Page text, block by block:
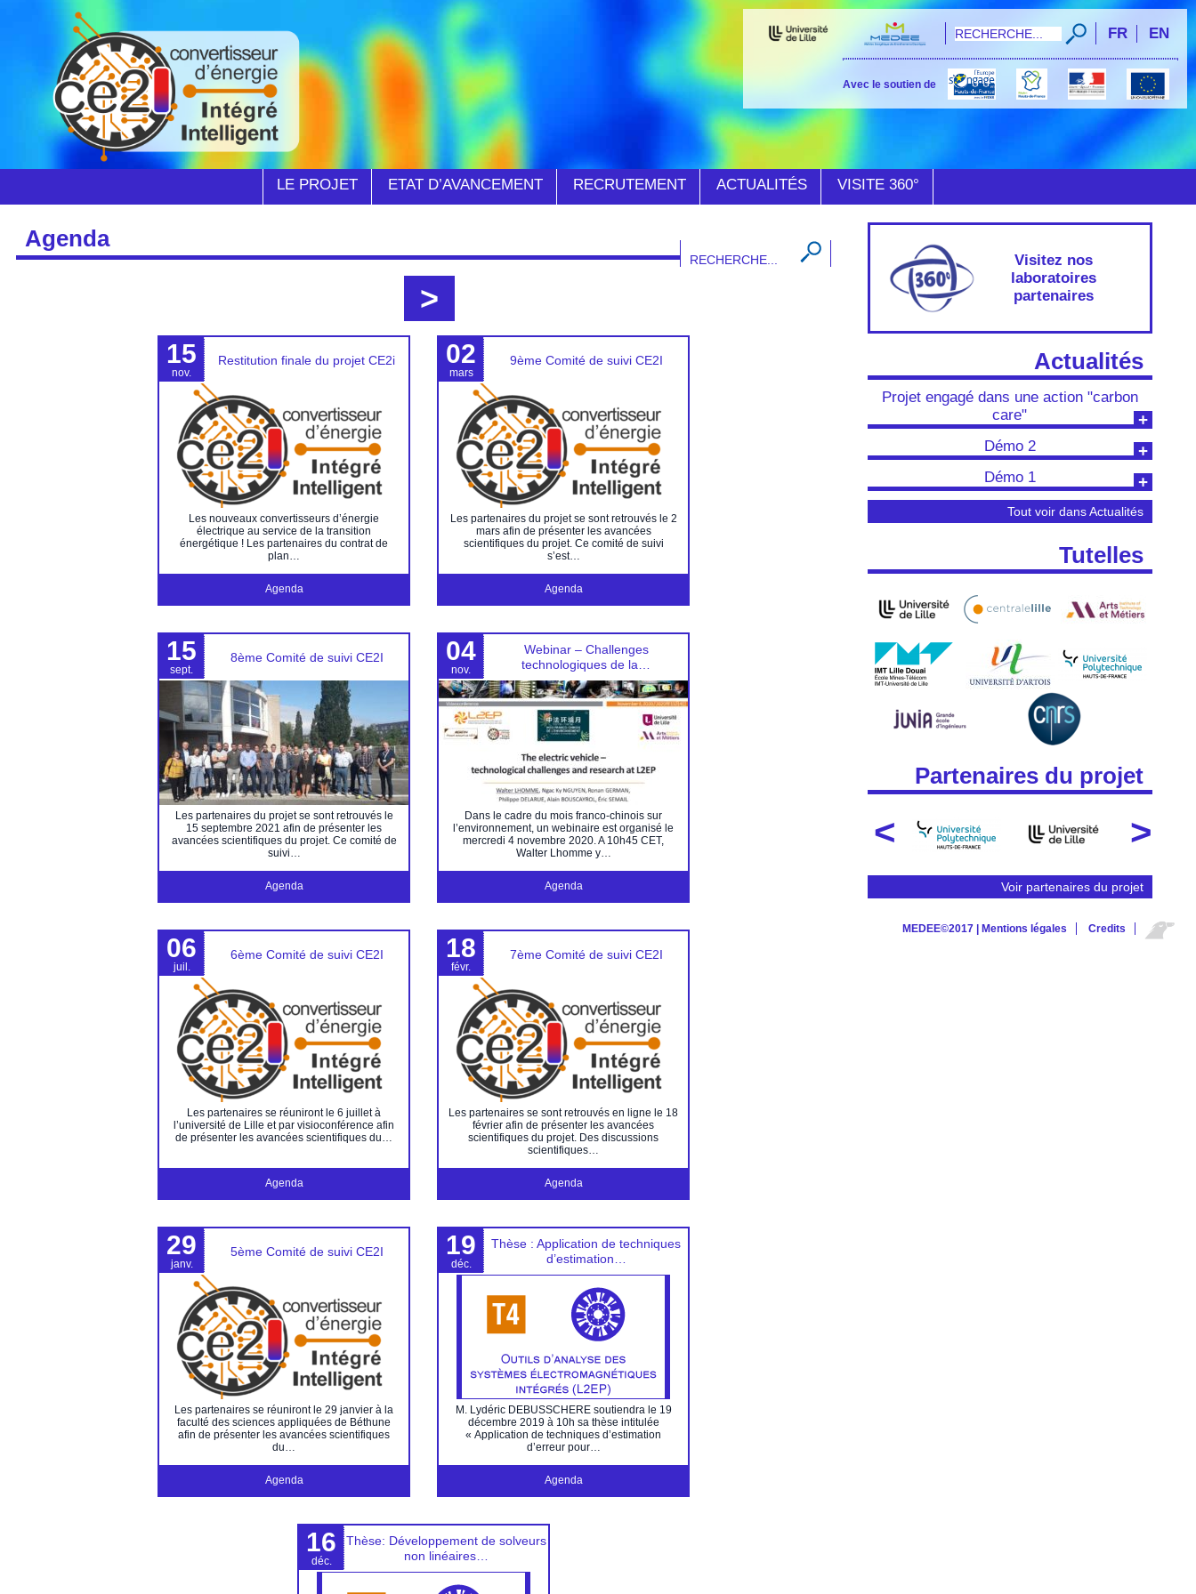
FR EN
Avec le soutien de
LE PROJET ETAT D’AVANCEMENT RECRUTEMENT ACTUALITÉS VISITE 360°
Visitez nos
laboratoires
partenaires
Actualités
Projet engagé dans une action "carbon
care"
Démo 2
Démo 1
Tout voir dans Actualités
Tutelles
Partenaires du projet
Voir partenaires du projet
MEDEE©2017 | Mentions légales Credits
Agenda
>
15
nov.
Restitution finale du projet CE2i
Les nouveaux convertisseurs d’énergie
électrique au service de la transition
énergétique ! Les partenaires du contrat de
plan…
Agenda
02
mars
9ème Comité de suivi CE2I
Les partenaires du projet se sont retrouvés le 2
mars afin de présenter les avancées
scientifiques du projet. Ce comité de suivi
s’est…
Agenda
15
sept.
8ème Comité de suivi CE2I
Les partenaires du projet se sont retrouvés le
15 septembre 2021 afin de présenter les
avancées scientifiques du projet. Ce comité de
suivi…
Agenda
04
nov.
Webinar – Challenges
technologiques de la…
Dans le cadre du mois franco-chinois sur
l’environnement, un webinaire est organisé le
mercredi 4 novembre 2020. A 10h45 CET,
Walter Lhomme y…
Agenda
06
juil.
6ème Comité de suivi CE2I
Les partenaires se réuniront le 6 juillet à
l’université de Lille et par visioconférence afin
de présenter les avancées scientifiques du…
Agenda
18
févr.
7ème Comité de suivi CE2I
Les partenaires se sont retrouvés en ligne le 18
février afin de présenter les avancées
scientifiques du projet. Des discussions
scientifiques…
Agenda
29
janv.
5ème Comité de suivi CE2I
Les partenaires se réuniront le 29 janvier à la
faculté des sciences appliquées de Béthune
afin de présenter les avancées scientifiques
du…
Agenda
19
déc.
Thèse : Application de techniques
d’estimation…
M. Lydéric DEBUSSCHERE soutiendra le 19
décembre 2019 à 10h sa thèse intitulée
« Application de techniques d’estimation
d’erreur pour…
Agenda
16
déc.
Thèse: Développement de solveurs
non linéaires…